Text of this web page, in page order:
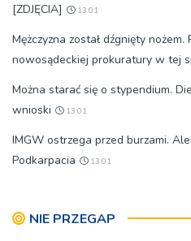
[ZDJĘCIA]
13:01
Mężczyzna został dźgnięty
nowosądeckiej prokuratury w tej
Można starać się o stypendium.
wnioski
13:01
IMGW ostrzega przed burzami.
Podkarpacia
13:01
NIE PRZEGAP